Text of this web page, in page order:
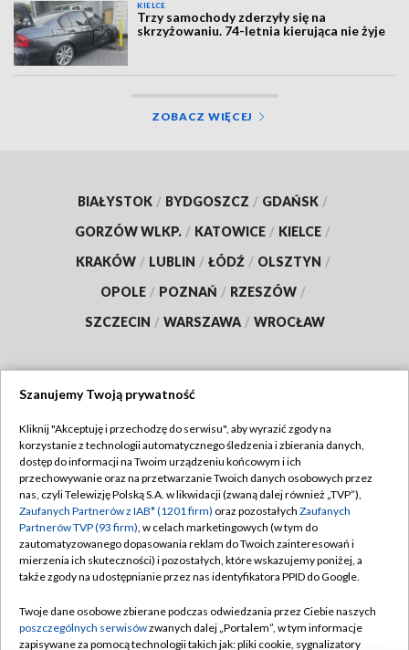
KIELCE
Trzy samochody zderzyły się na
skrzyżowaniu. 74-letnia kierująca nie żyje
ZOBACZ WIĘCEJ
BIAŁYSTOK / BYDGOSZCZ / GDAŃSK /
GORZÓW WLKP. / KATOWICE / KIELCE /
KRAKÓW / LUBLIN / ŁÓDŹ / OLSZTYN /
OPOLE / POZNAŃ / RZESZÓW /
SZCZECIN / WARSZAWA / WROCŁAW
TVP
Abonament TVP
Emisja w TVP
Centrum informacji TVP
Naziemna Telewizja Cyfrowa
Rada Programowa
Regulamin TVP
Polityka prywatności
Moje zgody
Pomoc
Kontakt
Szanujemy Twoją prywatność
Kliknij "Akceptuję i przechodzę do serwisu", aby wyrazić zgody na
korzystanie z technologii automatycznego śledzenia i zbierania danych,
dostęp do informacji na Twoim urządzeniu końcowym i ich
przechowywanie oraz na przetwarzanie Twoich danych osobowych przez
nas, czyli Telewizję Polską S.A. w likwidacji (zwaną dalej również „TVP”),
Zaufanych Partnerów z IAB* (1201 firm) oraz pozostałych Zaufanych
Partnerów TVP (93 firm), w celach marketingowych (w tym do
zautomatyzowanego dopasowania reklam do Twoich zainteresowań i
mierzenia ich skuteczności) i pozostałych, które wskazujemy poniżej, a
także zgody na udostępnianie przez nas identyfikatora PPID do Google.
Twoje dane osobowe zbierane podczas odwiedzania przez Ciebie naszych
poszczególnych serwisówzwanych dalej „Portalem”, w tym informacje
zapisywane za pomocą technologii takich jak: pliki cookie, sygnalizatory